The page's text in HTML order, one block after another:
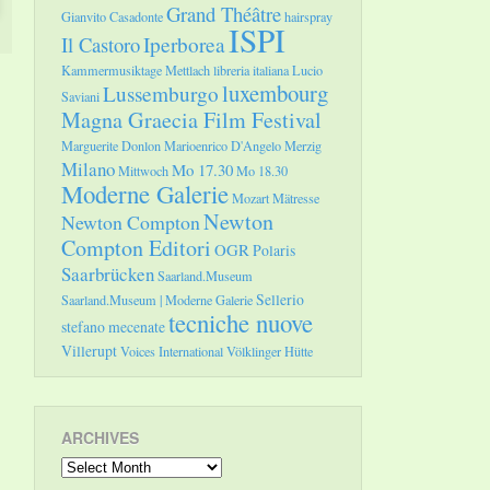
Gianvito CasadonteGrand Théâtrehairspray
Il CastoroIperboreaISPI
Kammermusiktage Mettlachlibreria italianaLucio
SavianiLussemburgoluxembourg
Magna Graecia Film Festival
Marguerite DonlonMarioenrico D'AngeloMerzig
MilanoMittwochMo 17.30Mo 18.30
Moderne GalerieMozartMätresse
Newton ComptonNewton
Compton Editori OGRPolaris
SaarbrückenSaarland.Museum
Saarland.Museum | Moderne GalerieSellerio
stefano mecenatetecniche nuove
VilleruptVoices InternationalVölklinger Hütte
ARCHIVES
Archives